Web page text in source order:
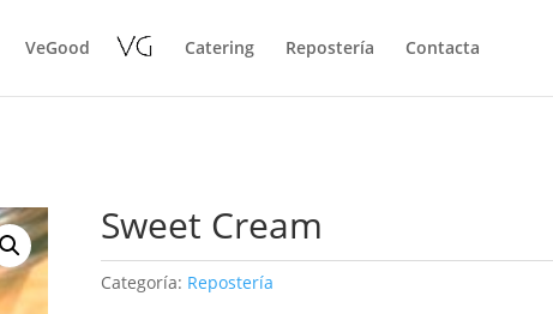
VeGood Catering Repostería Contacta
Sweet Cream
Categoría: Repostería